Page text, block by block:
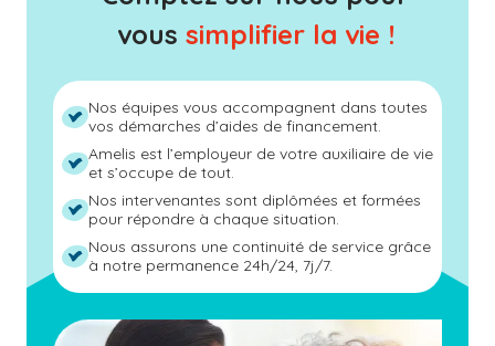
vous simplifier la vie !
Nos équipes vous accompagnent dans toutes
vos démarches d’aides de financement.
Amelis est l’employeur de votre auxiliaire de vie
et s’occupe de tout.
Nos intervenantes sont diplômées et formées
pour répondre à chaque situation.
Nous assurons une continuité de service grâce
à notre permanence 24h/24, 7j/7.